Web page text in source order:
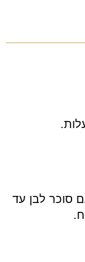
סוכר לבן עד